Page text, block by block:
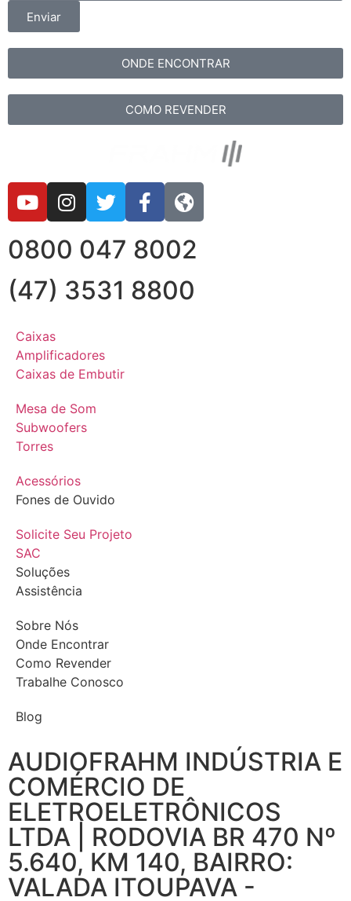
Enviar
ONDE ENCONTRAR
COMO REVENDER
0800 047 8002
(47) 3531 8800
Caixas
Amplificadores
Caixas de Embutir
Mesa de Som
Subwoofers
Torres
Acessórios
Fones de Ouvido
Solicite Seu Projeto
SAC
Soluções
Assistência
Sobre Nós
Onde Encontrar
Como Revender
Trabalhe Conosco
Blog
AUDIOFRAHM INDÚSTRIA E
COMÉRCIO DE
ELETROELETRÔNICOS
LTDA | RODOVIA BR 470 Nº
5.640, KM 140, BAIRRO:
VALADA ITOUPAVA -